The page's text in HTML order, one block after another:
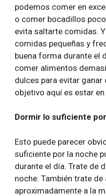
podemos comer en
o comer bocadillos
evita saltarte comidas.
comidas pequeñas y
buena forma durante el
comer alimentos
dulces para evitar
objetivo aquí es estar
Dormir lo suficiente
Esto puede parecer
suficiente por la noche
durante el día. Trate de
noche. También trate
aproximadamente a la